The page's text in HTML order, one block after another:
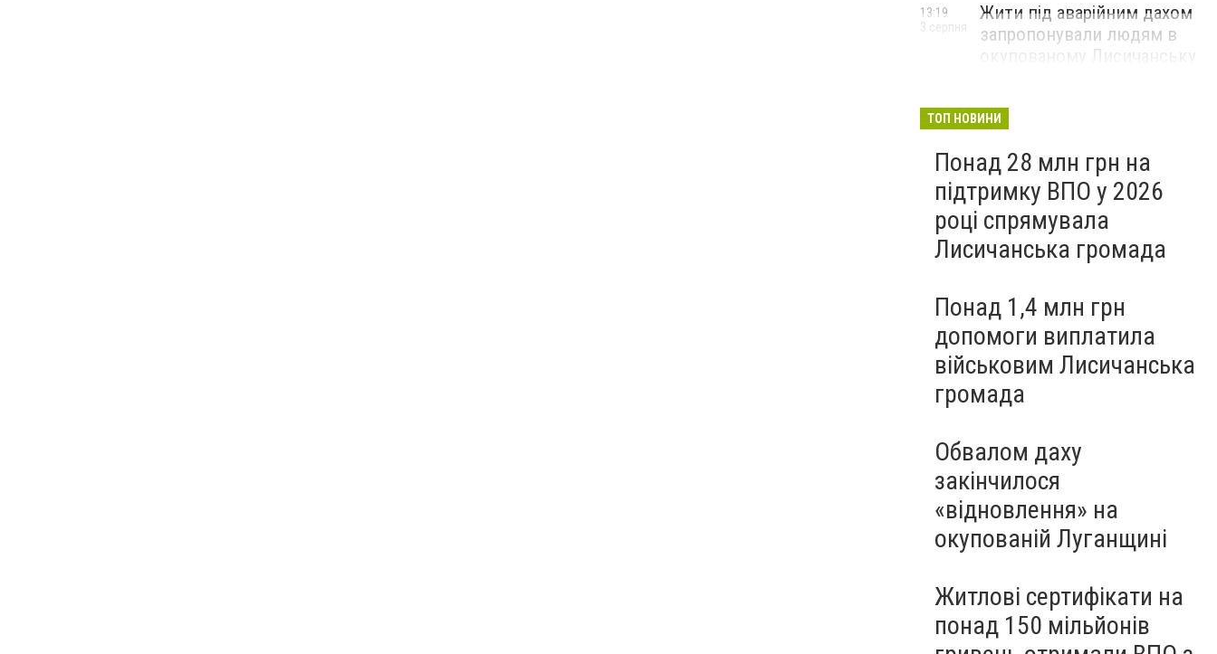
Жити під аварійним дахом
запропонували людям в
окупованому Лисичанську
13:19
3 серпня
ТОП НОВИНИ
Понад 28 млн грн на
підтримку ВПО у 2026
році спрямувала
Лисичанська громада
Понад 1,4 млн грн
допомоги виплатила
військовим Лисичанська
громада
Обвалом даху
закінчилося
«відновлення» на
окупованій Луганщині
Житлові сертифікати на
понад 150 мільйонів